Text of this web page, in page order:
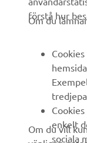
Yamaha Press
Broschyrer
Bli återförsäljare
Policy för
rättigheter
Grundläggande
förstå hur
Om du
enkelt
sociala
Om du vill